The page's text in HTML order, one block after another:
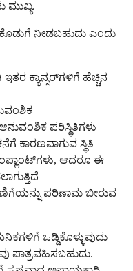
ಮುಖ್ಯ.
ಕೊಡುಗೆ ನೀಡಬಹುದು ಎಂದು
ಕ್ಯಾನ್ಸರ್‌ಗಳಿಗೆ ಹೆಚ್ಚಿನ
ಪರಿಸ್ಥಿತಿಗಳು
ಕಾರಣವಾಗುವ ಸ್ಥಿತಿ
ಆದರೂ ಈ
ಪರಿಣಾಮ ಬೀರುವ
ಒಡ್ಡಿಕೊಳ್ಳುವುದು
ಪಾತ್ರವಹಿಸಬಹುದು.